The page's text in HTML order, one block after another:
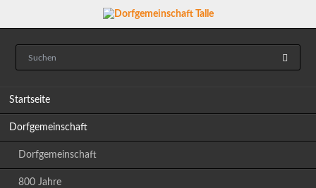
Startseite
Dorfgemeinschaft
Dorfgemeinschaft
800 Jahre